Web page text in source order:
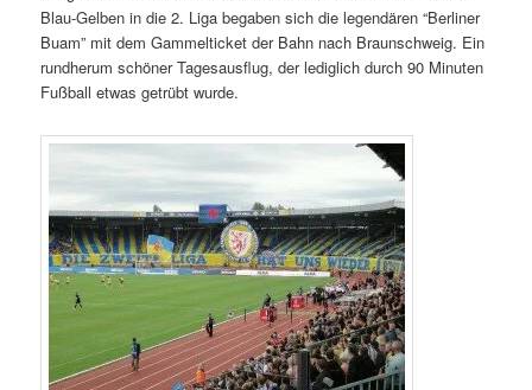
Blau-Gelben in die 2. Liga begaben sich die legendären “Berliner
Buam” mit dem Gammelticket der Bahn nach Braunschweig. Ein
rundherum schöner Tagesausflug, der lediglich durch 90 Minuten
Fußball etwas getrübt wurde.